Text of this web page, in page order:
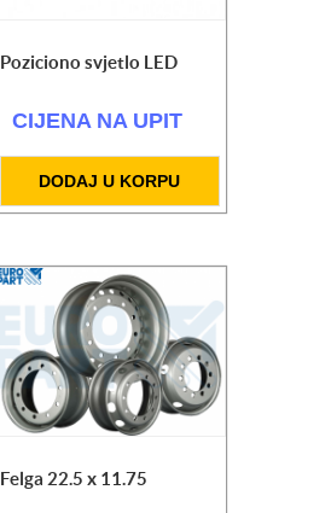
Poziciono svjetlo LED
CIJENA NA UPIT
DODAJ U KORPU
Felga 22.5 x 11.75